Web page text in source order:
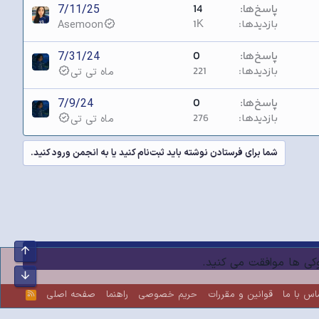
پاسخ‌ها 14
بازدیدها 1K
7/11/25
Asemoon
پاسخ‌ها 0
بازدیدها 221
7/31/24
ماه تی تی
پاسخ‌ها 0
بازدیدها 276
7/9/24
ماه تی تی
شما برای فرستادن نوشته باید ثبت‌نام کنید یا به انجمن ورود کنید.
با ما قوانین و مقررات حریم خصوصی راهنما صفحه اصلی
R
S
ها موافقت می کنید.
بالا